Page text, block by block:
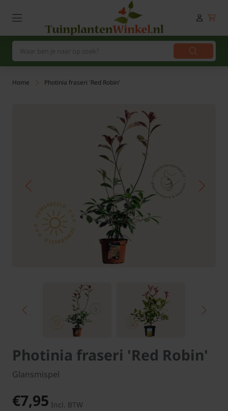
Home Photinia fraseri 'Red Robin'
Photinia fraseri 'Red Robin'
Glansmispel
€7,95 Incl. BTW